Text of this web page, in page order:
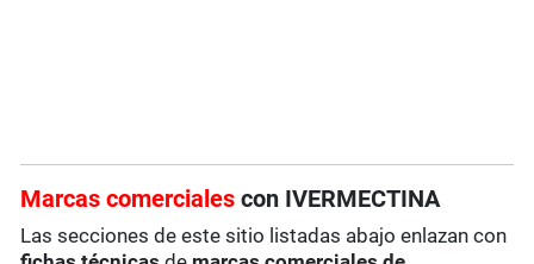
Marcas comercialescon IVERMECTINA
Las secciones de este sitio listadas abajo enlazan con